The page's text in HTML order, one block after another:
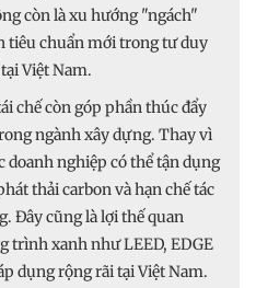
còn là xu hướng "ngách"
tiêu chuẩn mới trong tư duy
Việt Nam.
chế còn góp phần thúc đẩy
ngành xây dựng. Thay vì
doanh nghiệp có thể tận dụng
thải carbon và hạn chế tác
Đây cũng là lợi thế quan
trình xanh như LEED, EDGE
dụng rộng rãi tại Việt Nam.